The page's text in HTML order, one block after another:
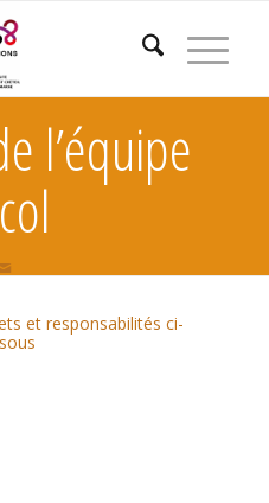
l’équipe
et responsabilités ci-